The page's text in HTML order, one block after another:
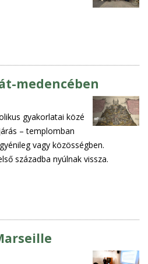
medencében
gyakorlatai közé
– templomban
vagy közösségben.
századba nyúlnak vissza.